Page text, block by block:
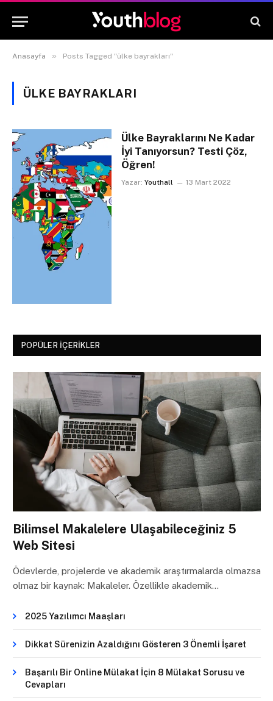
Anasayfa » Posts Tagged "ülke bayrakları"
ÜLKE BAYRAKLARI
Ülke Bayraklarını Ne Kadar
İyi Tanıyorsun? Testi Çöz,
Öğren!
Yazar: Youthall 13 Mart 2022
POPÜLER İÇERIKLER
Bilimsel Makalelere Ulaşabileceğiniz 5
Web Sitesi
Ödevlerde, projelerde ve akademik araştırmalarda olmazsa
olmaz bir kaynak: Makaleler. Özellikle akademik…
2025 Yazılımcı Maaşları
Dikkat Sürenizin Azaldığını Gösteren 3 Önemli İşaret
Başarılı Bir Online Mülakat İçin 8 Mülakat Sorusu ve
Cevapları